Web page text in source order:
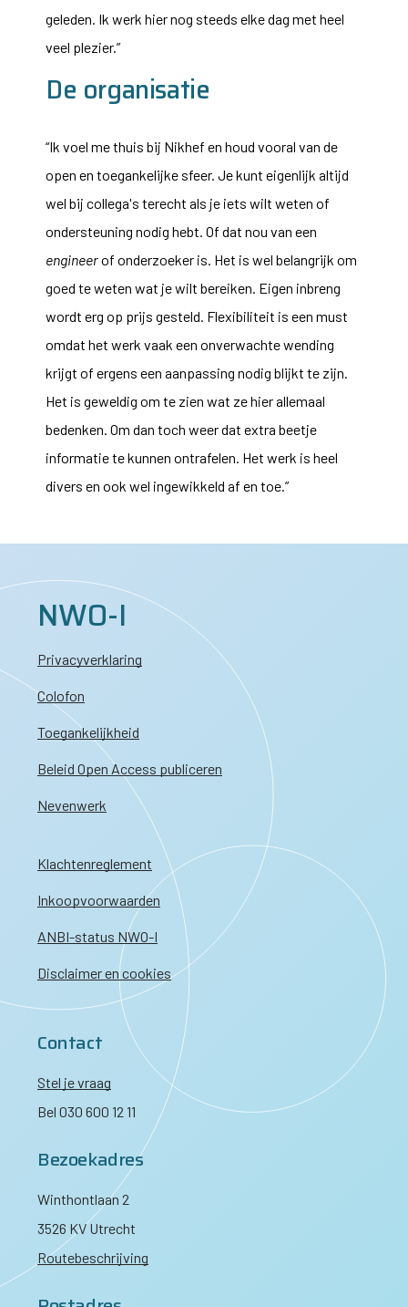
geleden. Ik werk hier nog steeds elke dag met heel
veel plezier.”
De organisatie
“Ik voel me thuis bij Nikhef en houd vooral van de
open en toegankelijke sfeer. Je kunt eigenlijk altijd
wel bij collega's terecht als je iets wilt weten of
ondersteuning nodig hebt. Of dat nou van een
engineerof onderzoeker is. Het is wel belangrijk om
goed te weten wat je wilt bereiken. Eigen inbreng
wordt erg op prijs gesteld. Flexibiliteit is een must
omdat het werk vaak een onverwachte wending
krijgt of ergens een aanpassing nodig blijkt te zijn.
Het is geweldig om te zien wat ze hier allemaal
bedenken. Om dan toch weer dat extra beetje
informatie te kunnen ontrafelen. Het werk is heel
divers en ook wel ingewikkeld af en toe.”
NWO-I
Privacyverklaring
Colofon
Toegankelijkheid
Beleid Open Access publiceren
Nevenwerk
Klachtenreglement
Inkoopvoorwaarden
ANBI-status NWO-I
Disclaimer en cookies
Contact
Stel je vraag
Bel 030 600 12 11
Bezoekadres
Winthontlaan 2
3526 KV Utrecht
Routebeschrijving